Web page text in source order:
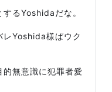
るYoshidaだな。
レYoshida様ぱウク
無意識に犯罪者愛